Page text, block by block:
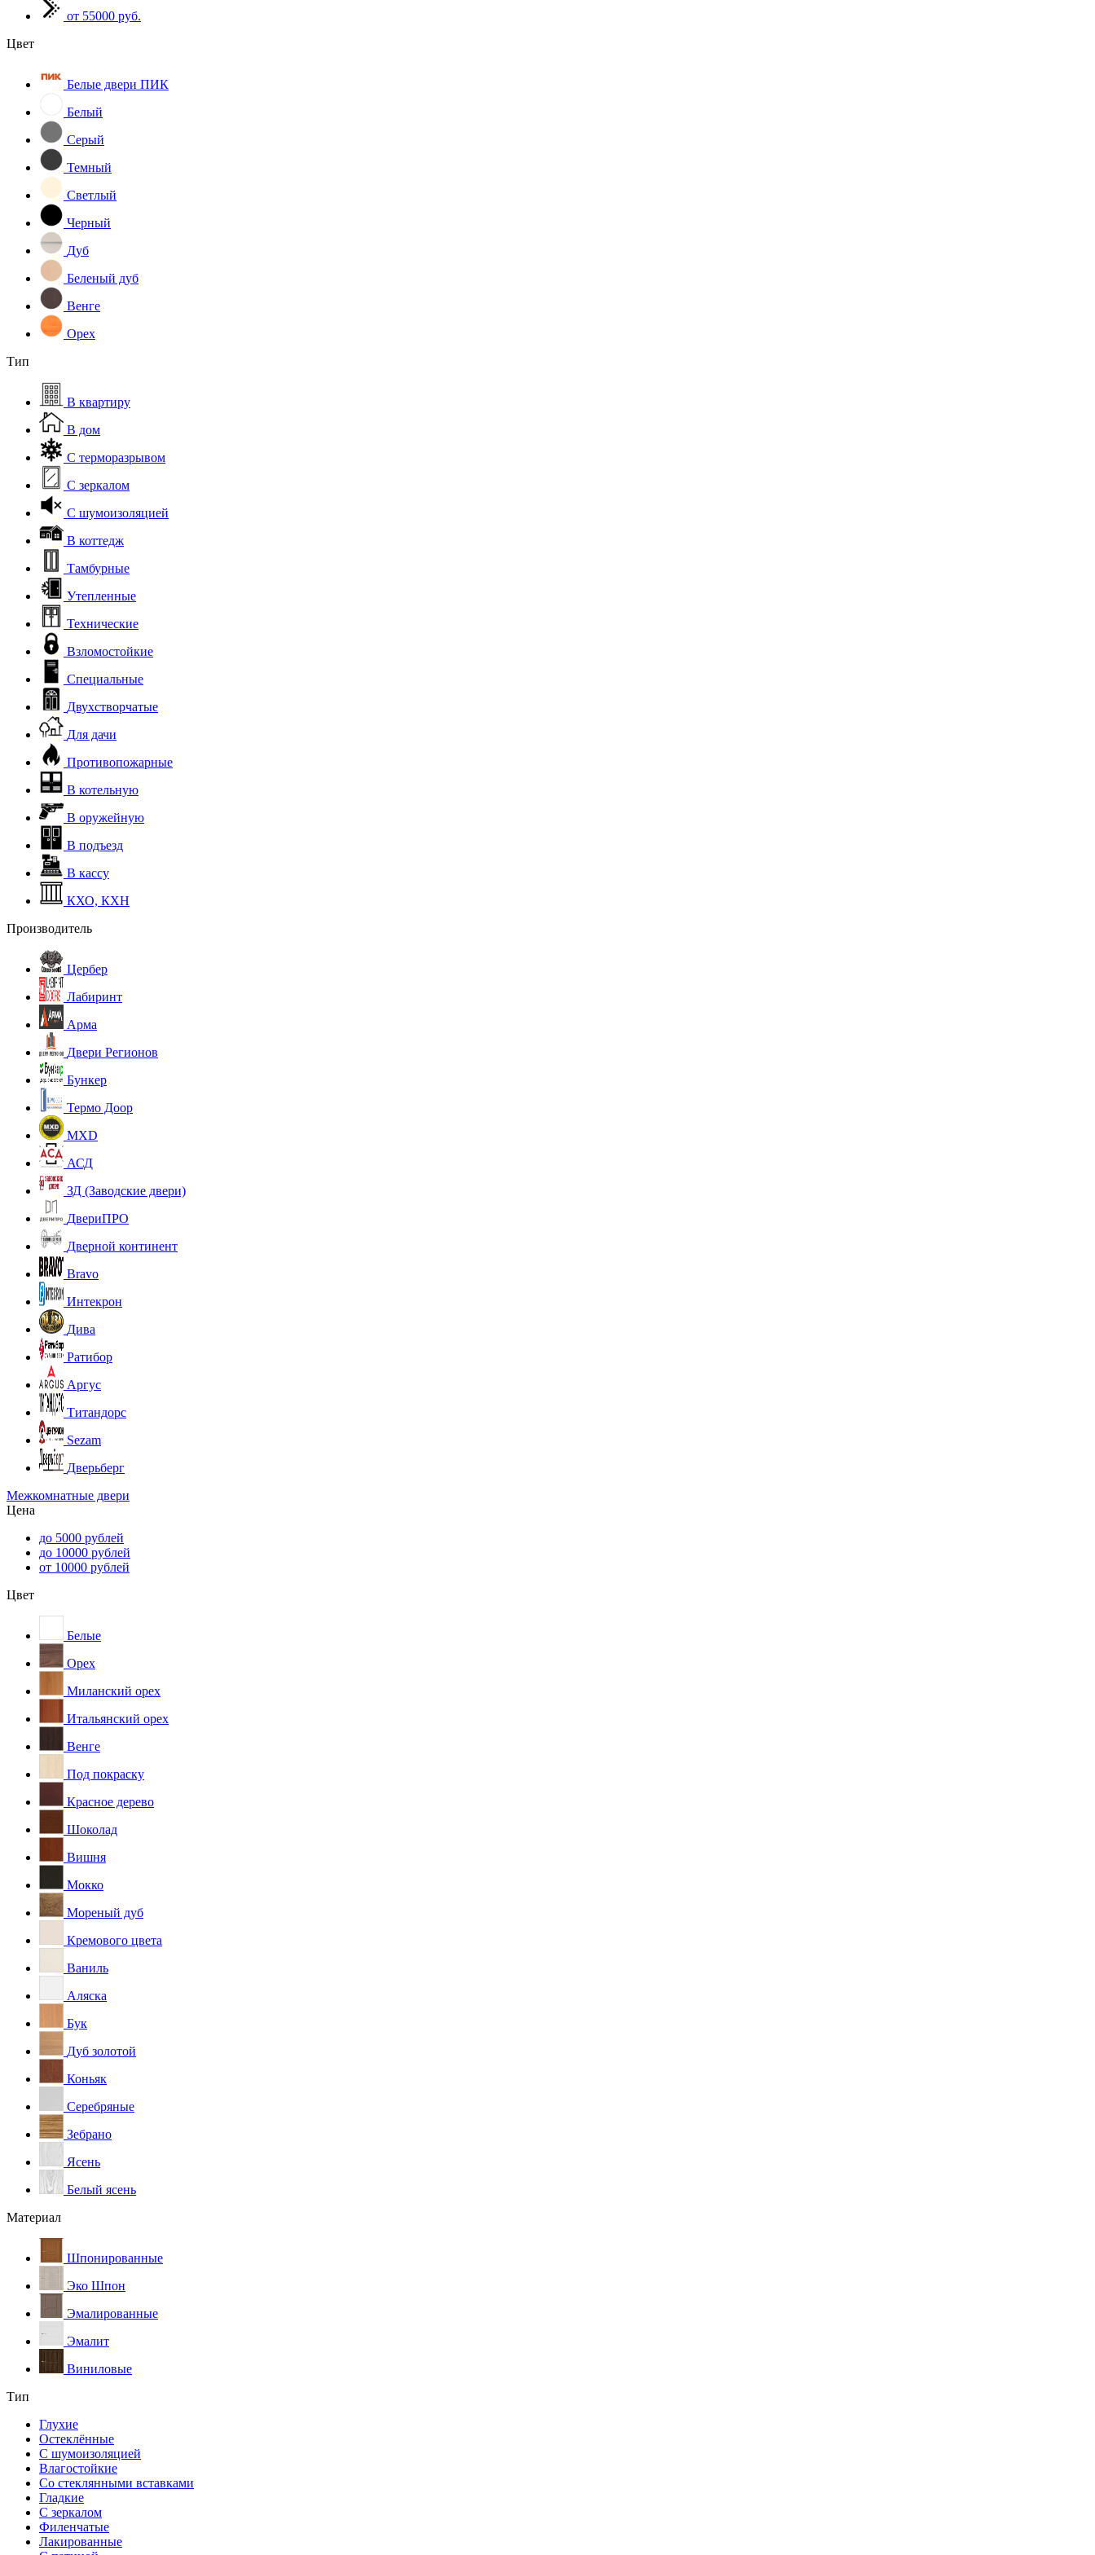
от 55000 руб.
Цвет
Белые двери ПИК
Белый
Серый
Темный
Светлый
Черный
Дуб
Беленый дуб
Венге
Орех
Тип
В квартиру
В дом
С терморазрывом
С зеркалом
С шумоизоляцией
В коттедж
Тамбурные
Утепленные
Технические
Взломостойкие
Специальные
Двухстворчатые
Для дачи
Противопожарные
В котельную
В оружейную
В подъезд
В кассу
КХО, КХН
Производитель
Цербер
Лабиринт
Арма
Двери Регионов
Бункер
Термо Доор
MXD
АСД
ЗД (Заводские двери)
ДвериПРО
Дверной континент
Bravo
Интекрон
Дива
Ратибор
Аргус
Титандорс
Sezam
Дверьберг
Межкомнатные двери
Цена
до 5000 рублей
до 10000 рублей
от 10000 рублей
Цвет
Белые
Орех
Миланский орех
Итальянский орех
Венге
Под покраску
Красное дерево
Шоколад
Вишня
Мокко
Мореный дуб
Кремового цвета
Ваниль
Аляска
Бук
Дуб золотой
Коньяк
Серебряные
Зебрано
Ясень
Белый ясень
Материал
Шпонированные
Эко Шпон
Эмалированные
Эмалит
Виниловые
Тип
Глухие
Остеклённые
С шумоизоляцией
Влагостойкие
Со стеклянными вставками
Гладкие
С зеркалом
Филенчатые
Лакированные